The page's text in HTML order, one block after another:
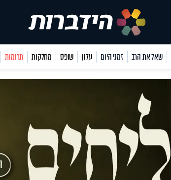
שאל את הרב זמני היום עלון שופס מחלקות תרומות